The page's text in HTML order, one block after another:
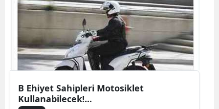
B Ehiyet Sahipleri Motosiklet
Kullanabilecek!...